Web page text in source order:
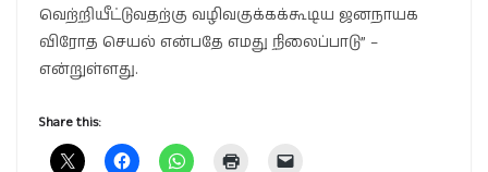
வெற்றியீட்டுவதற்கு வழிவகுக்கக்கூடிய ஜனநாயக
விரோத செயல் என்பதே எமது நிலைப்பாடு” –
என்றுள்ளது.
Share this: